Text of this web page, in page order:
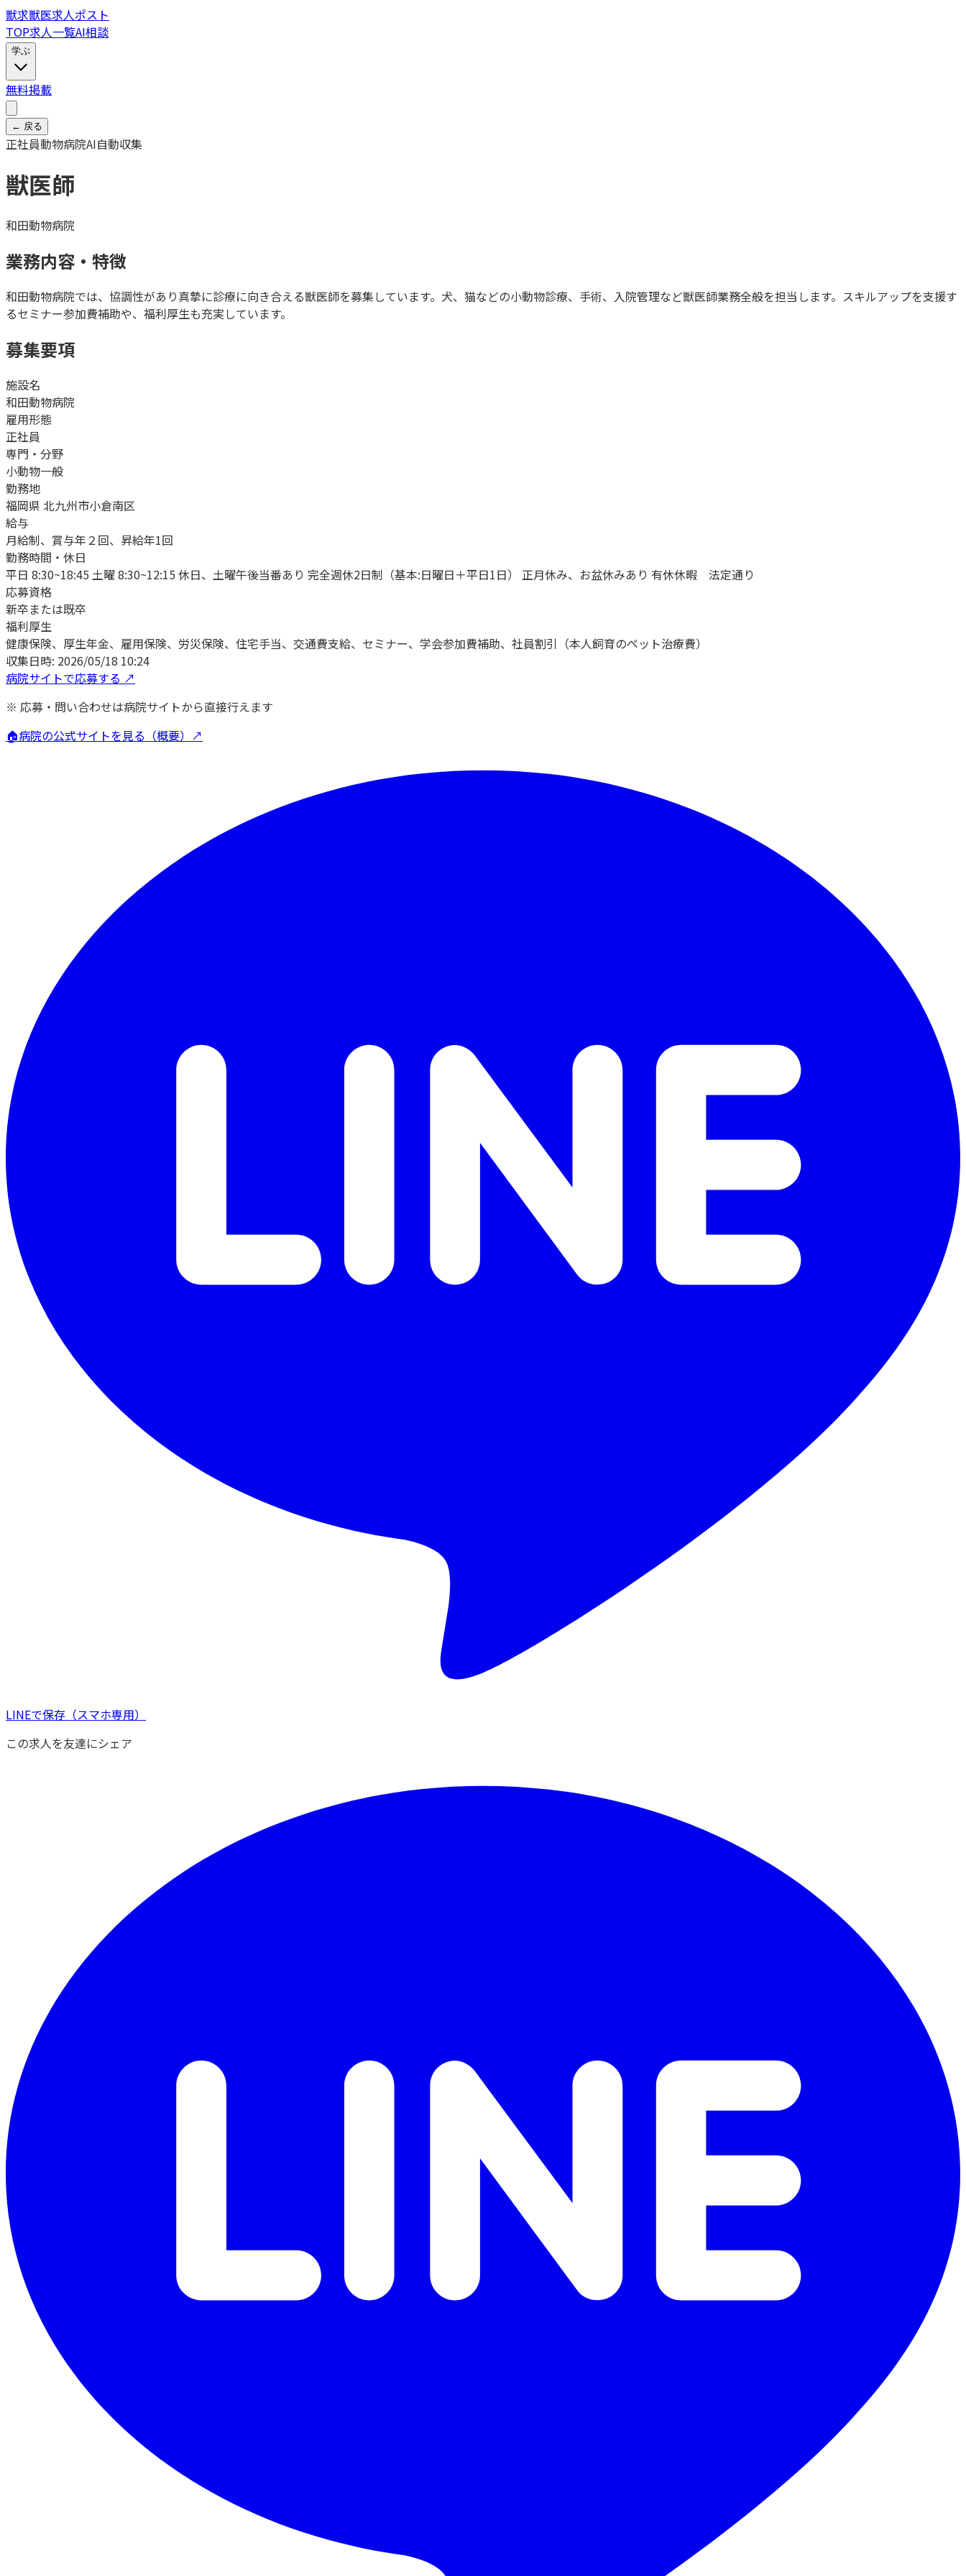
獣求獣医求人ポスト
TOP求人一覧AI相談
学ぶ
無料掲載
← 戻る
正社員動物病院AI自動収集
獣医師
和田動物病院
業務内容・特徴
和田動物病院では、協調性があり真摯に診療に向き合える獣医師を募集しています。犬、猫などの小動物診療、手術、入院管理など獣医師業務全般を担当します。スキルアップを支援す
るセミナー参加費補助や、福利厚生も充実しています。
募集要項
施設名
和田動物病院
雇用形態
正社員
専門・分野
小動物一般
勤務地
福岡県 北九州市小倉南区
給与
月給制、賞与年２回、昇給年1回
勤務時間・休日
平日 8:30~18:45 土曜 8:30~12:15 休日、土曜午後当番あり 完全週休2日制（基本:日曜日＋平日1日） 正月休み、お盆休みあり 有休休暇 法定通り
応募資格
新卒または既卒
福利厚生
健康保険、厚生年金、雇用保険、労災保険、住宅手当、交通費支給、セミナー、学会参加費補助、社員割引（本人飼育のペット治療費）
収集日時: 2026/05/18 10:24
病院サイトで応募する ↗
※ 応募・問い合わせは病院サイトから直接行えます
🏠病院の公式サイトを見る（概要）↗
LINEで保存 （スマホ専用）
この求人を友達にシェア